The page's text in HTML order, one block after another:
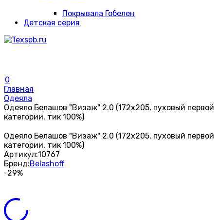
Покрывала Гобелен
Детская серия
0
Главная
Одеяла
Одеяло Белашов "Визаж" 2.0 (172х205, пуховый первой
категории, тик 100%)
Одеяло Белашов "Визаж" 2.0 (172х205, пуховый первой
категории, тик 100%)
Артикул:10767
Бренд:Belashoff
-29%